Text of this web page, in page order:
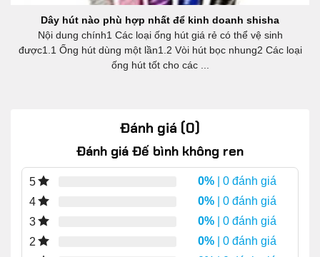
Dây hút nào phù hợp nhất để kinh doanh shisha
Nội dung chính1 Các loại ống hút giá rẻ có thể vệ sinh
được1.1 Ống hút dùng một lần1.2 Vòi hút bọc nhung2 Các loại
ống hút tốt cho các ...
Đánh giá (0)
Đánh giá Đế bình không ren
5 0% | 0 đánh giá
4
0% | 0 đánh giá
3
0% | 0 đánh giá
2
0% | 0 đánh giá